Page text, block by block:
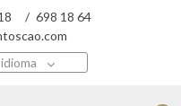
/ 698 18 64